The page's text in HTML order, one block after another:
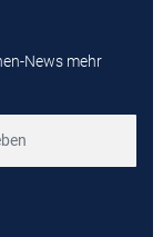
News mehr